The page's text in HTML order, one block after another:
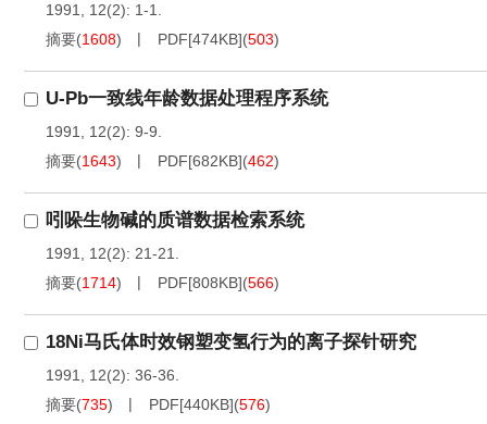
1991, 12(2): 1-1.
摘要(1608) PDF[474KB](503)
U-Pb一致线年龄数据处理程序系统
1991, 12(2): 9-9.
摘要(1643) PDF[682KB](462)
吲哚生物碱的质谱数据检索系统
1991, 12(2): 21-21.
摘要(1714) PDF[808KB](566)
18Ni马氏体时效钢塑变氢行为的离子探针研究
1991, 12(2): 36-36.
摘要(735) PDF[440KB](576)